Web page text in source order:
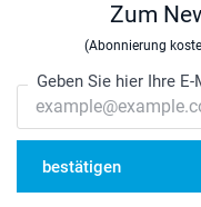
Zum
(Abonnierung
Geben Sie hier Ihre
bestätigen